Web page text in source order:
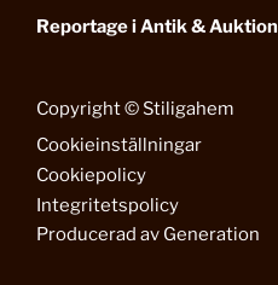
Reportage i Antik & Auktion
Copyright © Stiligahem
Cookieinställningar
Cookiepolicy
Integritetspolicy
Producerad av Generation